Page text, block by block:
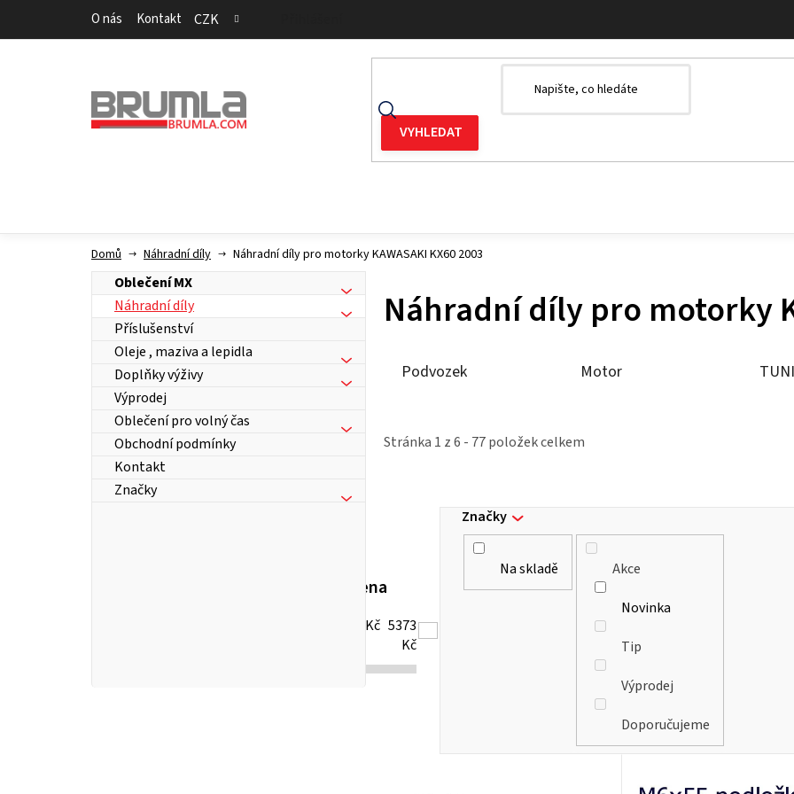
O nás Kontakt CZK
Domů Náhradní díly Náhradní díly pro motorky KAWASAKI KX60 2003
Oblečení MX
Náhradní díly
Příslušenství
Oleje , maziva a lepidla
Doplňky výživy
Výprodej
Oblečení pro volný čas
Obchodní podmínky
Kontakt
Značky
Náhradní díly pro motorky
Podvozek Motor
Stránka 1 z6 - 77položek celkem
Cena
Kč 5373
Kč
Na skladě
Akce
Novinka
Tip
Výprodej
Doporučujeme
Značky